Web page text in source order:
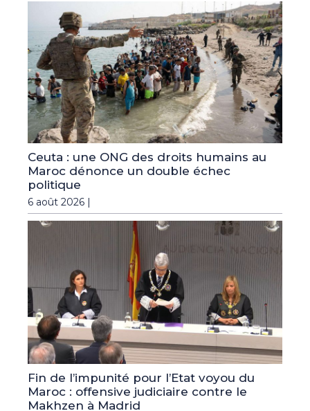
Ceuta : une ONG des droits humains au
Maroc dénonce un double échec
politique
6 août 2026 |
Fin de l’impunité pour l’Etat voyou du
Maroc : offensive judiciaire contre le
Makhzen à Madrid